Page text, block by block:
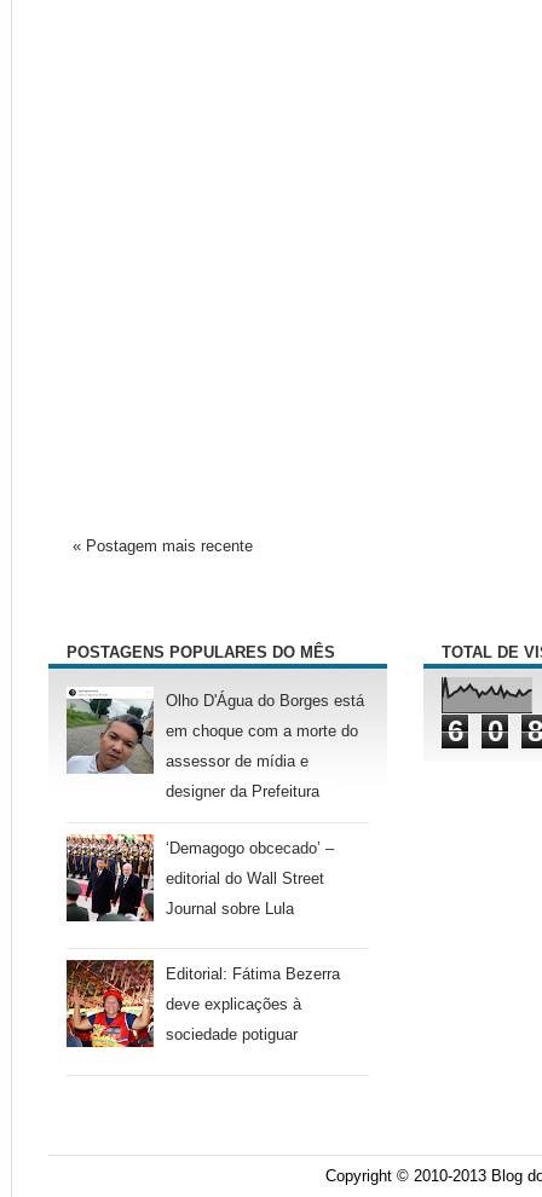
« Postagem mais recente
POSTAGENS POPULARES DO MÊS
Olho D'Água do Borges está
em choque com a morte do
assessor de mídia e
designer da Prefeitura
‘Demagogo obcecado’ –
editorial do Wall Street
Journal sobre Lula
Editorial: Fátima Bezerra
deve explicações à
sociedade potiguar
TOTAL DE
6 0 8
Copyright © 2010-2013 Blog